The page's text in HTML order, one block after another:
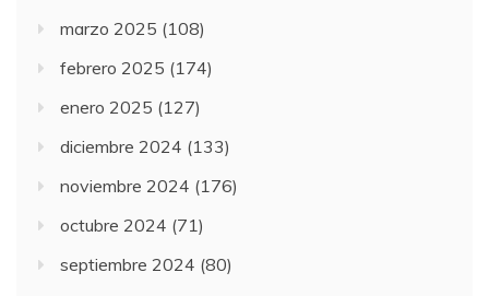
marzo 2025 (108)
febrero 2025 (174)
enero 2025 (127)
diciembre 2024 (133)
noviembre 2024 (176)
octubre 2024 (71)
septiembre 2024 (80)